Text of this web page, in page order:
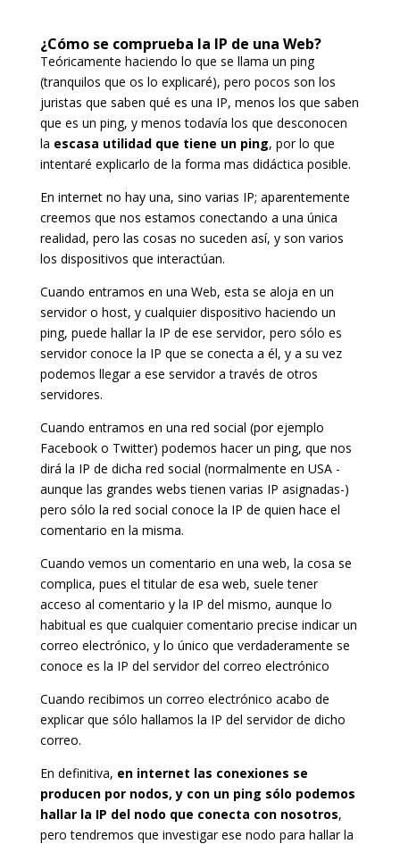
¿Cómo se comprueba la IP de una Web?
Teóricamente haciendo lo que se llama un ping
(tranquilos que os lo explicaré), pero pocos son los
juristas que saben qué es una IP, menos los que saben
que es un ping, y menos todavía los que desconocen
la escasa utilidad que tiene un ping, por lo que
intentaré explicarlo de la forma mas didáctica posible.
En internet no hay una, sino varias IP; aparentemente
creemos que nos estamos conectando a una única
realidad, pero las cosas no suceden así, y son varios
los dispositivos que interactúan.
Cuando entramos en una Web, esta se aloja en un
servidor o host, y cualquier dispositivo haciendo un
ping, puede hallar la IP de ese servidor, pero sólo es
servidor conoce la IP que se conecta a él, y a su vez
podemos llegar a ese servidor a través de otros
servidores.
Cuando entramos en una red social (por ejemplo
Facebook o Twitter) podemos hacer un ping, que nos
dirá la IP de dicha red social (normalmente en USA -
aunque las grandes webs tienen varias IP asignadas-)
pero sólo la red social conoce la IP de quien hace el
comentario en la misma.
Cuando vemos un comentario en una web, la cosa se
complica, pues el titular de esa web, suele tener
acceso al comentario y la IP del mismo, aunque lo
habitual es que cualquier comentario precise indicar un
correo electrónico, y lo único que verdaderamente se
conoce es la IP del servidor del correo electrónico
Cuando recibimos un correo electrónico acabo de
explicar que sólo hallamos la IP del servidor de dicho
correo.
En definitiva, en internet las conexiones se
producen por nodos, y con un ping sólo podemos
hallar la IP del nodo que conecta con nosotros,
pero tendremos que investigar ese nodo para hallar la